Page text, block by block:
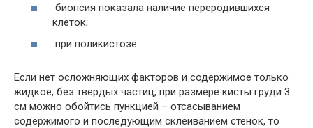
биопсия показала наличие переродившихся
клеток;
при поликистозе.
Если нет осложняющих факторов и содержимое только
жидкое, без твёрдых частиц, при размере кисты груди 3
см можно обойтись пункцией – отсасыванием
содержимого и последующим склеиванием стенок, то